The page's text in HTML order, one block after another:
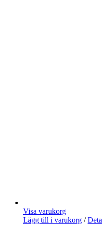
Visa varukorg
Lägg till i varukorg /